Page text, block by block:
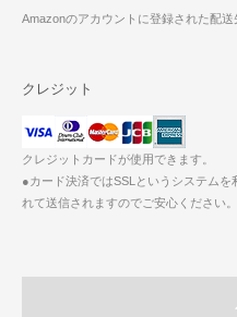
Amazonのアカウントに登録された配
クレジット
クレジットカードが使用できます。
●カード決済ではSSLというシステム
れて送信されますのでご安心ください。